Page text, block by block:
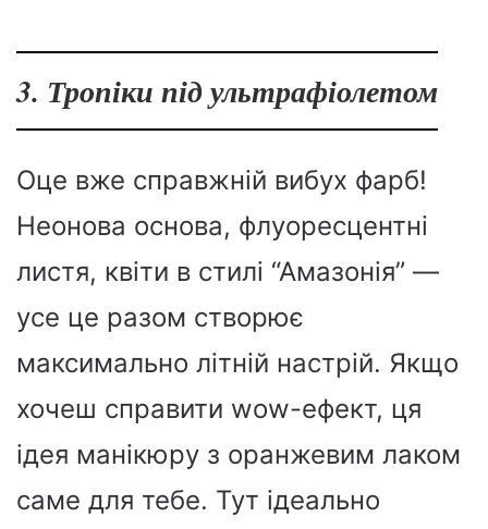
3. Тропіки під ультрафіолетом
Оце вже справжній вибух фарб!
Неонова основа, флуоресцентні
листя, квіти в стилі “Амазонія” —
усе це разом створює
максимально літній настрій. Якщо
хочеш справити wow-ефект, ця
ідея манікюру з оранжевим лаком
саме для тебе. Тут ідеально